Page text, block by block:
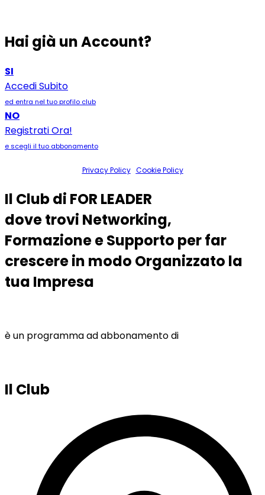
Hai già un Account?
SI
Accedi Subito
ed entra nel tuo profilo club
NO
Registrati Ora!
e scegli il tuo abbonamento
Privacy Policy Cookie Policy
Il Club di FOR LEADER
dove trovi Networking,
FormazioneeSupporto per far
crescere in modo Organizzato la
tua Impresa
è un programma ad abbonamento di
Il Club